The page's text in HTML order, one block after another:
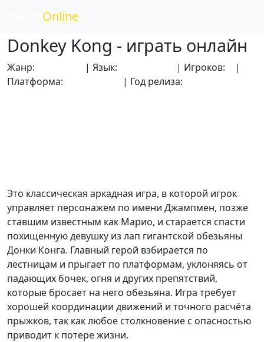
Online
Donkey Kong - играть онлайн
Жанр: | Язык: | Игроков:
|
Платформа:
| Год релиза:
Это классическая аркадная игра, в которой игрок
управляет персонажем по имени Джампмен, позже
ставшим известным как Марио, и старается спасти
похищенную девушку из лап гигантской обезьяны
Донки Конга. Главный герой взбирается по
лестницам и прыгает по платформам, уклоняясь от
падающих бочек, огня и других препятствий,
которые бросает на него обезьяна. Игра требует
хорошей координации движений и точного расчёта
прыжков, так как любое столкновение с опасностью
приводит к потере жизни.